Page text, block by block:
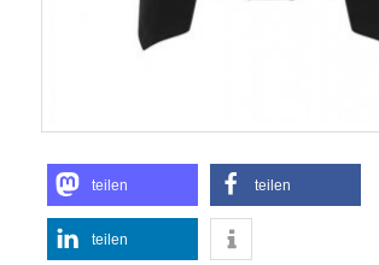
teilen teilen
teilen